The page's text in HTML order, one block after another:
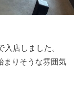
店しました。
まりそうな雰囲気